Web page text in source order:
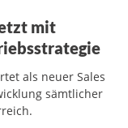
mit
als neuer Sales
sämtlicher